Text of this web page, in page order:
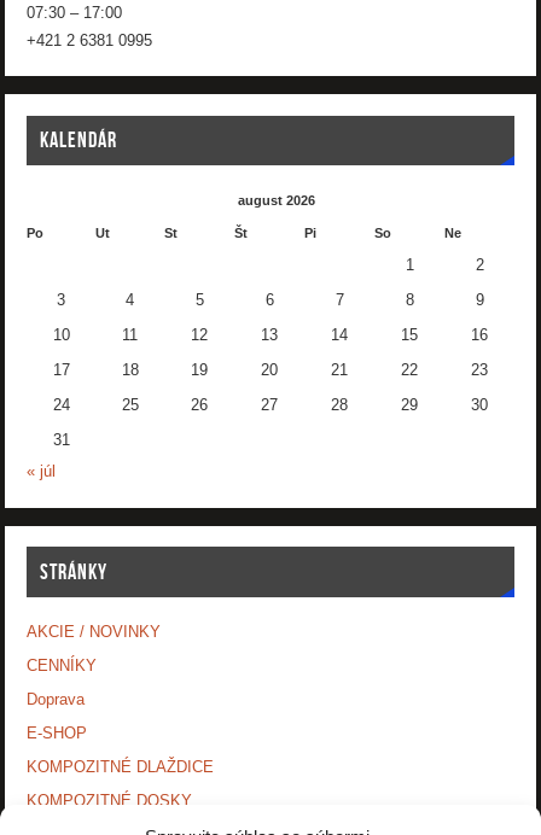
07:30 – 17:00
+421 2 6381 0995
KALENDÁR
august 2026
Po Ut St Št Pi So Ne
1 2
3 4 5 6 7 8 9
10 11 12 13 14 15 16
17 18 19 20 21 22 23
24 25 26 27 28 29 30
31
« júl
STRÁNKY
AKCIE / NOVINKY
CENNÍKY
Doprava
E-SHOP
KOMPOZITNÉ DLAŽDICE
KOMPOZITNÉ DOSKY.